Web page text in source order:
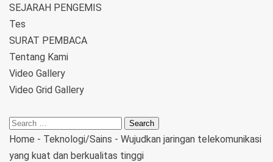
SEJARAH PENGEMIS
Tes
SURAT PEMBACA
Tentang Kami
Video Gallery
Video Grid Gallery
Home - Teknologi/Sains - Wujudkan jaringan telekomunikasi
yang kuat dan berkualitas tinggi